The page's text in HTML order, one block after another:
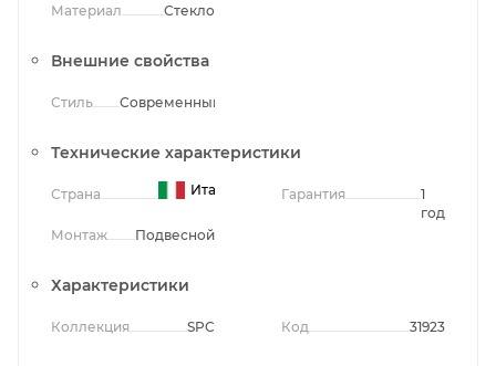
Материал Стекло
Внешние свойства
Стиль Современный
Технические характеристики
Страна Италия
Монтаж Подвесной
Гарантия
1
год
Характеристики
Коллекция SPC Код 31923